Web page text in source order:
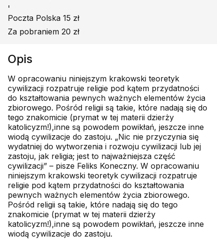
'
Poczta Polska 15 zł
Za pobraniem 20 zł
Opis
W opracowaniu niniejszym krakowski teoretyk
cywilizacji rozpatruje religie pod kątem przydatności
do kształtowania pewnych ważnych elementów życia
zbiorowego. Pośród religii są takie, które nadają się do
tego znakomicie (prymat w tej materii dzierży
katolicyzm!),inne są powodem powikłań, jeszcze inne
wiodą cywilizacje do zastoju. „Nic nie przyczynia się
wydatniej do wytworzenia i rozwoju cywilizacji lub jej
zastoju, jak religia; jest to najważniejsza część
cywilizacji” – pisze Feliks Koneczny. W opracowaniu
niniejszym krakowski teoretyk cywilizacji rozpatruje
religie pod kątem przydatności do kształtowania
pewnych ważnych elementów życia zbiorowego.
Pośród religii są takie, które nadają się do tego
znakomicie (prymat w tej materii dzierży
katolicyzm!),inne są powodem powikłań, jeszcze inne
wiodą cywilizacje do zastoju.